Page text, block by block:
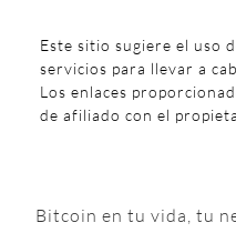
Este sitio sugiere el uso
servicios para llevar a
Los enlaces
de afiliado con el
Bitcoin en tu vida, tu